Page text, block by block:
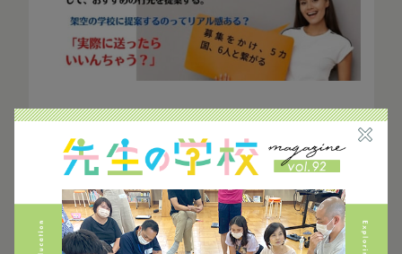
このような単元の流れにすることで、英語で大切な
「話す」「読む」「聞く」「書く」の4つ技能を使う必然性
を出すことができました。